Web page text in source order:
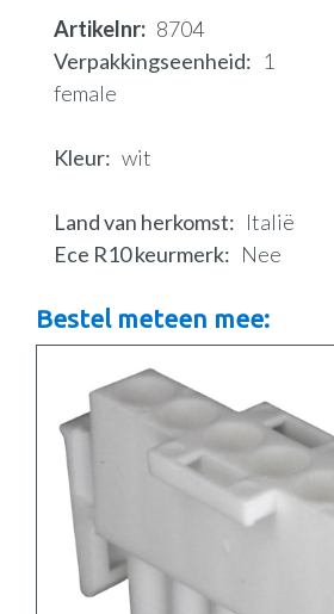
Artikelnr
8704
Verpakkingseenheid
1
female
Kleur wit
Land van herkomst
Italië
Ece R10 keurmerk
Nee
Bestel meteen mee: